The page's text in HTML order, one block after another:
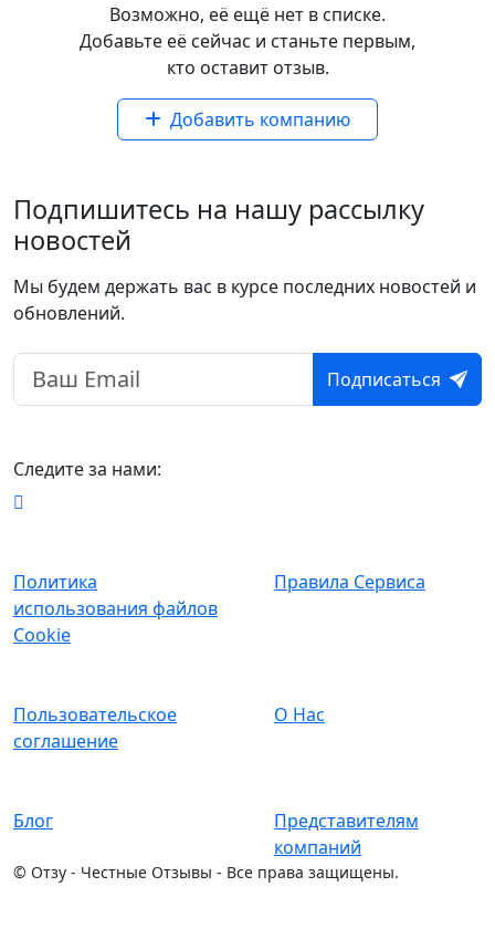
Возможно, еë ещё нет в списке.
Добавьте еë сейчас и станьте первым,
кто оставит отзыв.
Добавить компанию
Подпишитесь на нашу рассылку
новостей
Мы будем держать вас в курсе последних новостей и
обновлений.
Подписаться
Следите за нами:
Политика
использования файлов
Cookie
Правила Сервиса
Пользовательское
соглашение
О Нас
Блог
Представителям
компаний
© Отзу - Честные Отзывы - Все права защищены.